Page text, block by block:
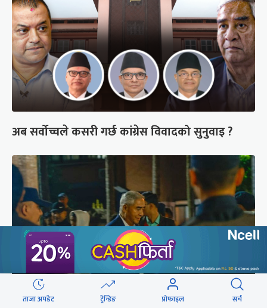
अब सर्वोच्चले कसरी गर्छ कांग्रेस विवादको सुनुवाइ ?
ताजा अपडेट ट्रेन्डिङ प्रोफाइल सर्च